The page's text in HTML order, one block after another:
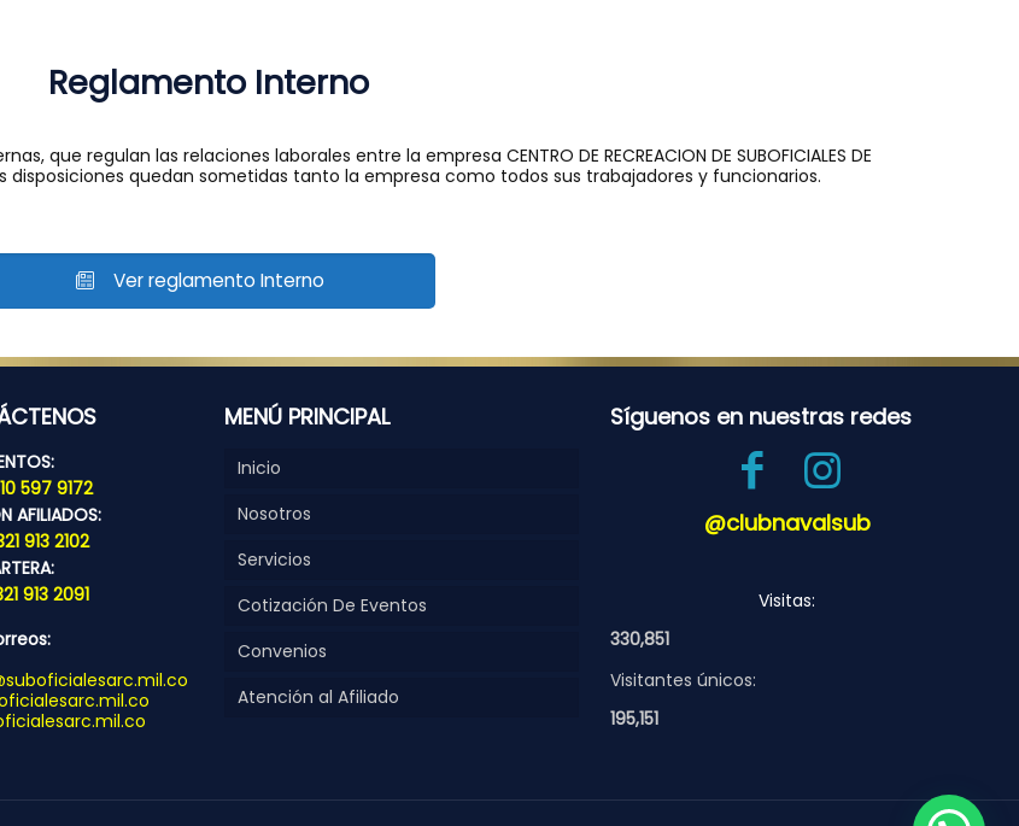
Reglamento Interno
que regulan las relaciones laborales entre la empresa CENTRO DE RECREACION DE SUBOFICIALES DE
a sus disposiciones quedan sometidas tanto la empresa como todos sus trabajadores y funcionarios.
Ver reglamento Interno
597 9172
AFILIADOS:
913 2102
913 2091
MENÚ PRINCIPAL
Inicio
Nosotros
Servicios
Cotización De Eventos
Convenios
Atención al Afiliado
Síguenos en nuestras redes
@clubnavalsub
Visitas:
330,851
Visitantes únicos:
195,151